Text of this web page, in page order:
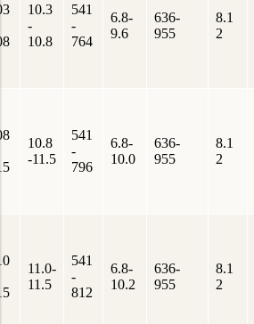
10.3
-
10.8
541
-
764
6.8-
9.6
636-
955
8.1
2
10.8
-11.5
541
-
796
6.8-
10.0
636-
955
8.1
2
11.0-
11.5
541
-
812
6.8-
10.2
636-
955
8.1
2